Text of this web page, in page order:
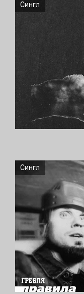
Сингл
Сингл